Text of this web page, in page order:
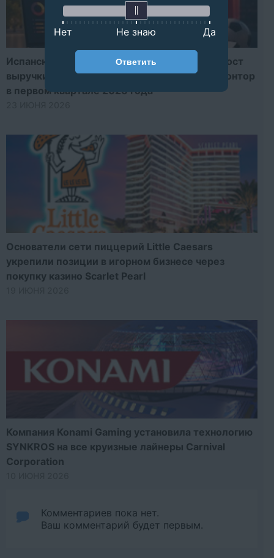
Испанский регулятор продемонстрировал рост
выручки от онлайн казино и букмекерских контор
в первом квартале 2026 года
Основатели сети пиццерий Little Caesars
укрепили позиции в игорном бизнесе через
покупку казино Scarlet Pearl
Компания Konami Gaming установила технологию
SYNKROS на все круизные лайнеры Carnival
Corporation
Комментариев пока нет.
Ваш комментарий будет первым.
Нет Не знаю Да
Ответить